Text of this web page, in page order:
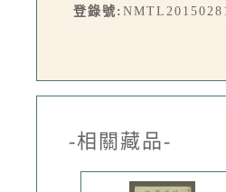
登錄號:
-相關藏品-